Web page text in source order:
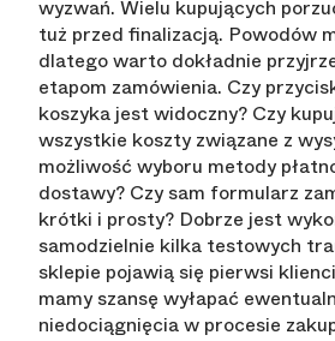
wyzwań. Wielu kupujących
tuż przed finalizacją. Powodów
dlatego warto dokładnie
etapom zamówienia. Czy
koszyka jest widoczny? Czy
wszystkie koszty związane z
możliwość wyboru metody
dostawy? Czy sam formularz
krótki i prosty? Dobrze jest
samodzielnie kilka testowych
sklepie pojawią się pierwsi
mamy szansę wyłapać
niedociągnięcia w procesie